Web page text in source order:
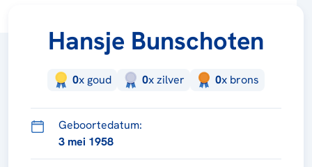
Hansje Bunschoten
0x goud 0xzilver 0x brons
Geboortedatum:
3 mei 1958